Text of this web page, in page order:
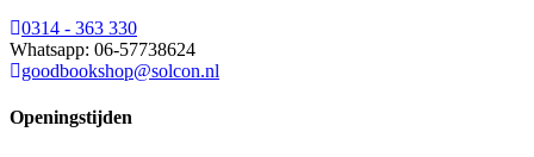
0314 - 363 330
Whatsapp: 06-57738624
goodbookshop@solcon.nl
Openingstijden